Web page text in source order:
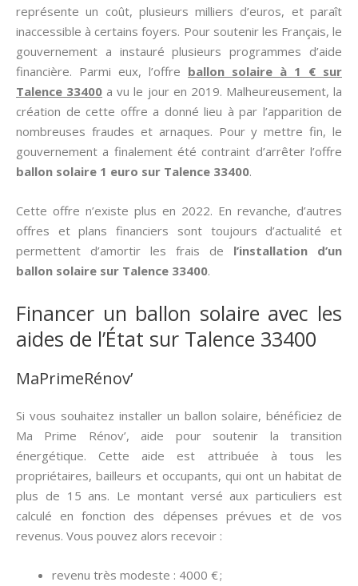
représente un coût, plusieurs milliers d’euros, et paraît
inaccessible à certains foyers. Pour soutenir les Français, le
gouvernement a instauré plusieurs programmes d’aide
financière. Parmi eux, l’offre ballon solaire à 1 € sur
Talence 33400 a vu le jour en 2019. Malheureusement, la
création de cette offre a donné lieu à par l’apparition de
nombreuses fraudes et arnaques. Pour y mettre fin, le
gouvernement a finalement été contraint d’arrêter l’offre
ballon solaire 1 euro sur Talence 33400.
Cette offre n’existe plus en 2022. En revanche, d’autres
offres et plans financiers sont toujours d’actualité et
permettent d’amortir les frais de l’installation d’un
ballon solaire sur Talence 33400.
Financer un ballon solaire avec les
aides de l’État sur Talence 33400
MaPrimeRénov’
Si vous souhaitez installer un ballon solaire, bénéficiez de
Ma Prime Rénov’, aide pour soutenir la transition
énergétique. Cette aide est attribuée à tous les
propriétaires, bailleurs et occupants, qui ont un habitat de
plus de 15 ans. Le montant versé aux particuliers est
calculé en fonction des dépenses prévues et de vos
revenus. Vous pouvez alors recevoir :
revenu très modeste : 4000 € ;